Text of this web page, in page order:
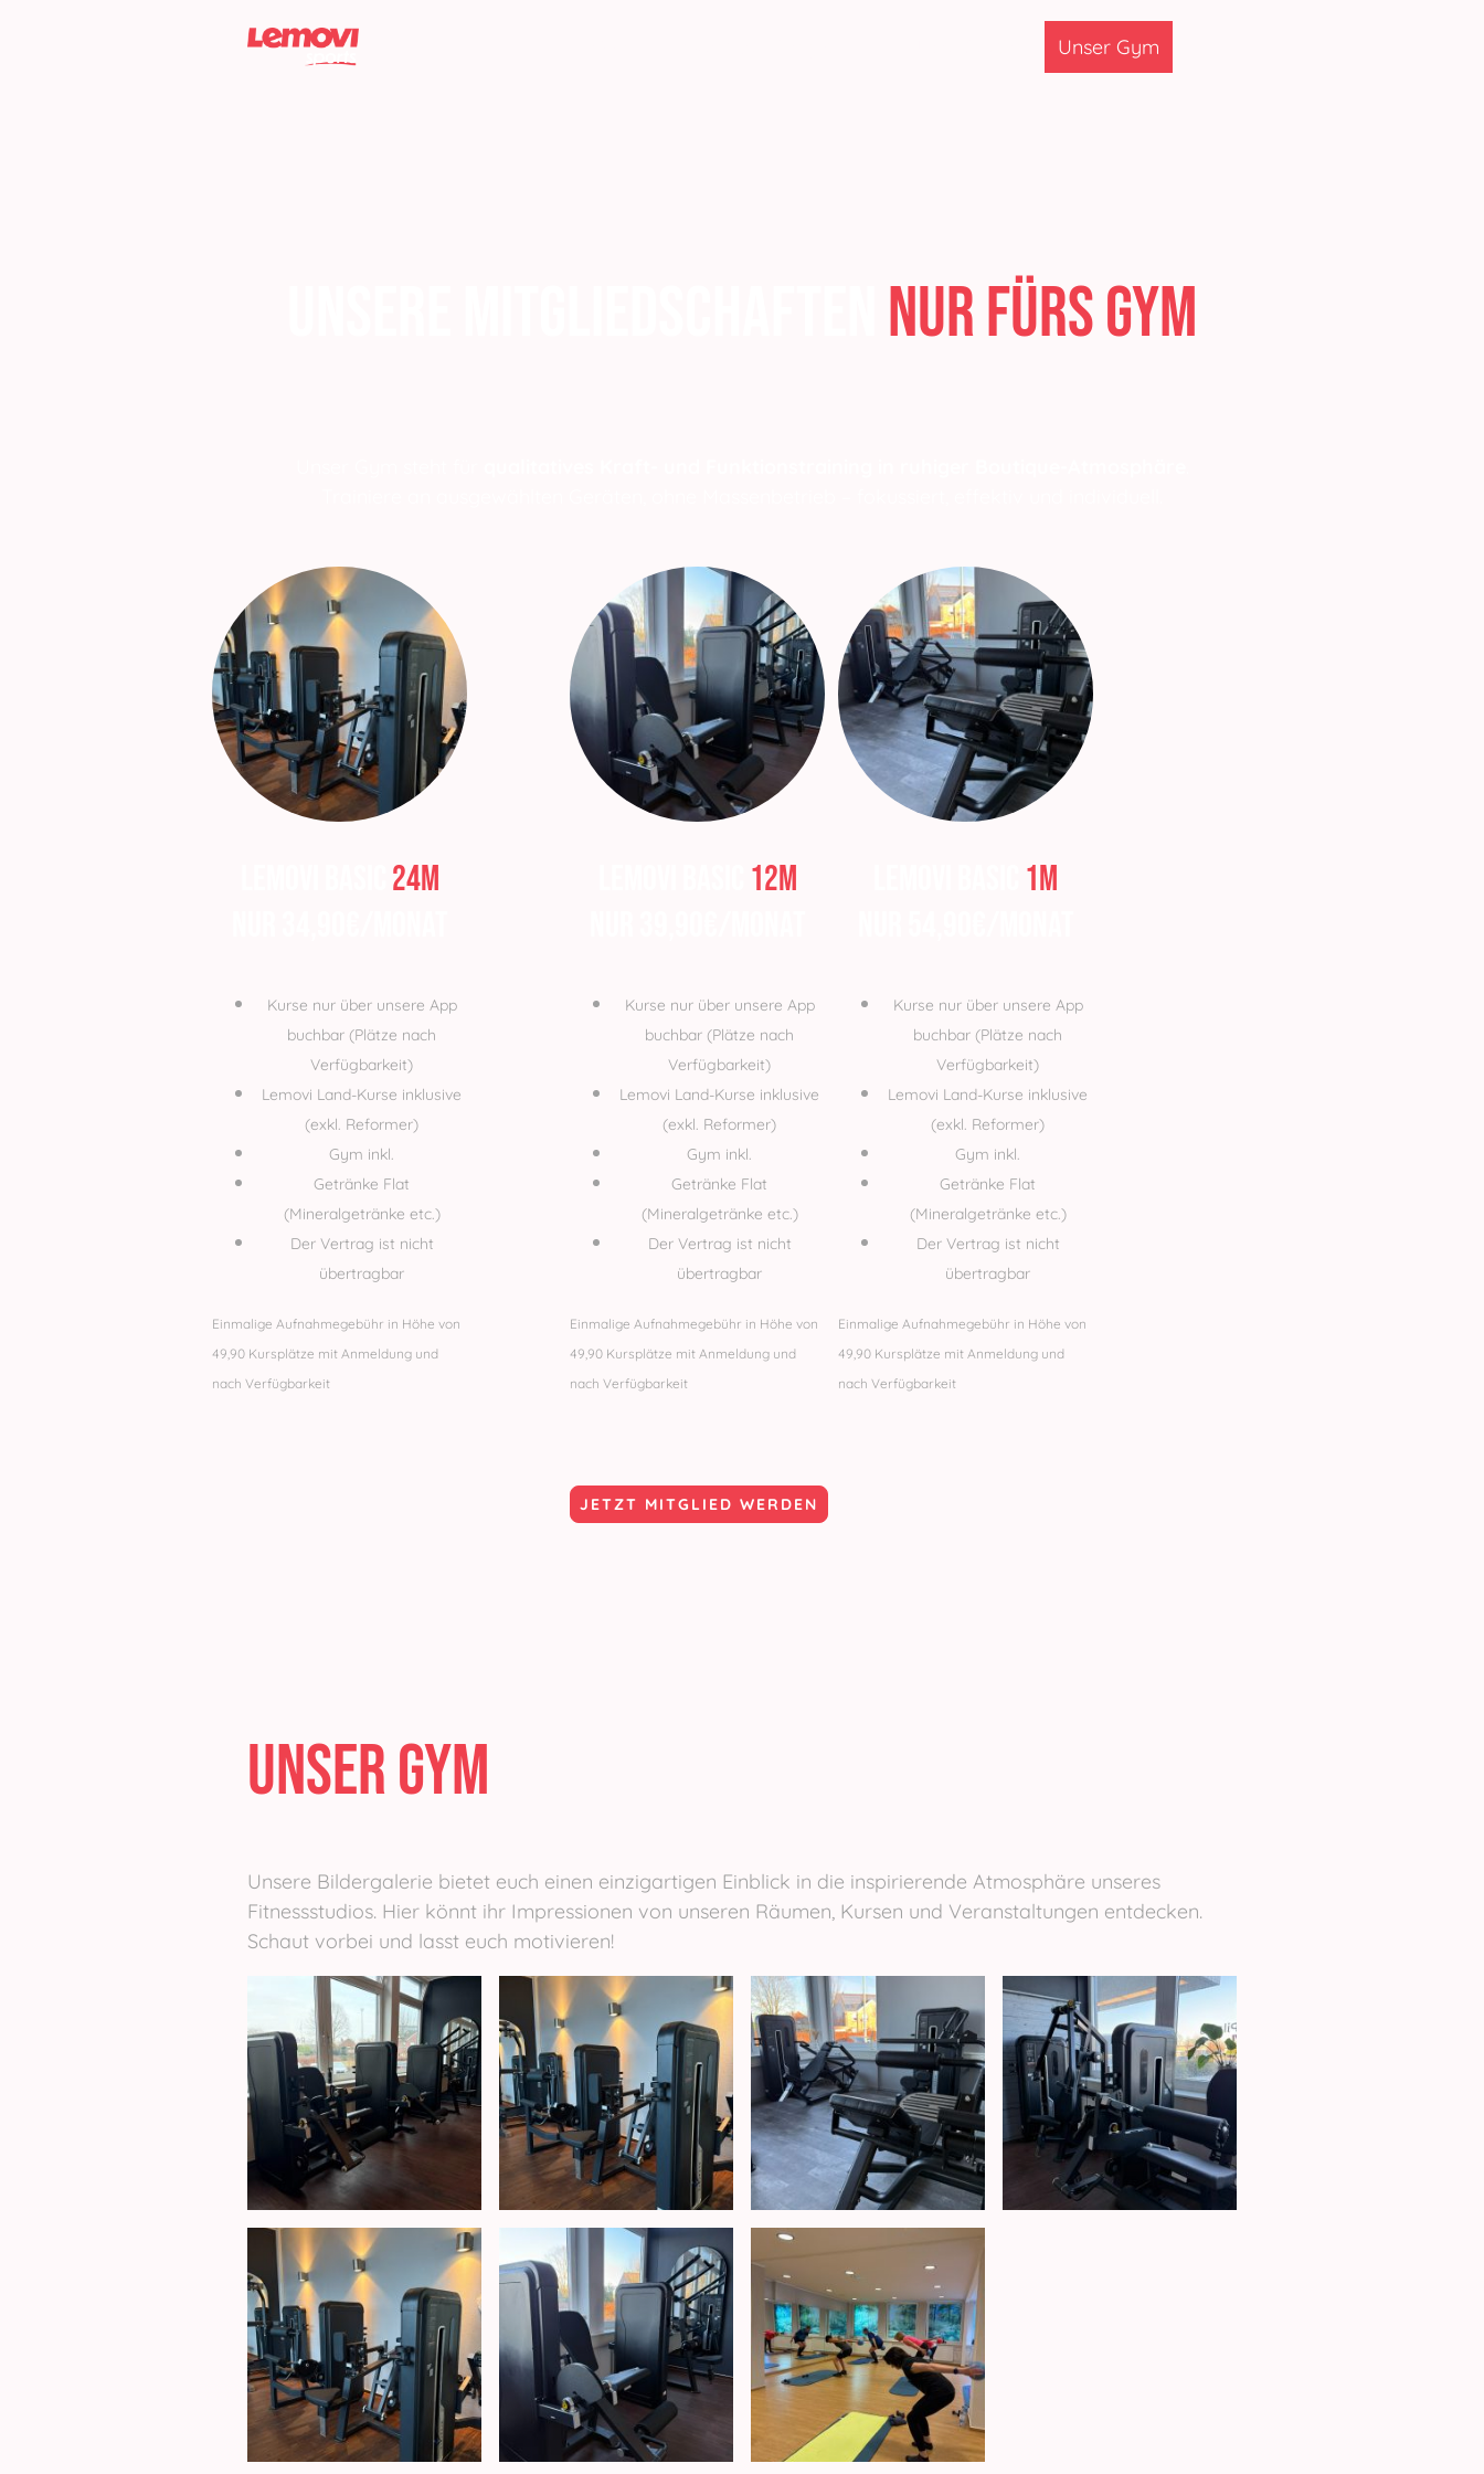
Unser Gym
nur fürs Gym
24M
Kurse nur über unsere App
buchbar (Plätze nach
Verfügbarkeit)
Lemovi Land-Kurse inklusive
(exkl. Reformer)
Gym inkl.
Getränke Flat
(Mineralgetränke etc.)
Der Vertrag ist nicht
übertragbar
Einmalige Aufnahmegebühr in Höhe von
49,90 Kursplätze mit Anmeldung und
nach Verfügbarkeit
12M
Kurse nur über unsere App
buchbar (Plätze nach
Verfügbarkeit)
Lemovi Land-Kurse inklusive
(exkl. Reformer)
Gym inkl.
Getränke Flat
(Mineralgetränke etc.)
Der Vertrag ist nicht
übertragbar
Einmalige Aufnahmegebühr in Höhe von
49,90 Kursplätze mit Anmeldung und
nach Verfügbarkeit
1M
Kurse nur über unsere App
buchbar (Plätze nach
Verfügbarkeit)
Lemovi Land-Kurse inklusive
(exkl. Reformer)
Gym inkl.
Getränke Flat
(Mineralgetränke etc.)
Der Vertrag ist nicht
übertragbar
Einmalige Aufnahmegebühr in Höhe von
49,90 Kursplätze mit Anmeldung und
nach Verfügbarkeit
JETZT MITGLIED WERDEN
Unser GYM
Unsere Bildergalerie bietet euch einen einzigartigen Einblick in die inspirierende Atmosphäre unseres
Fitnessstudios. Hier könnt ihr Impressionen von unseren Räumen, Kursen und Veranstaltungen entdecken.
Schaut vorbei und lasst euch motivieren!